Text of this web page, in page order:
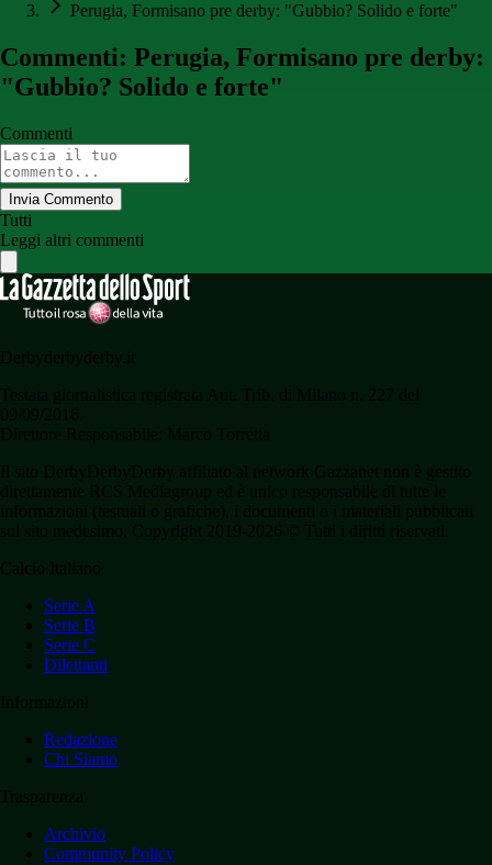
Perugia, Formisano pre derby: "Gubbio? Solido e forte"
Commenti: Perugia, Formisano pre derby:
"Gubbio? Solido e forte"
Commenti
Invia Commento
Tutti
Leggi altri commenti
Serie A
Serie B
Serie C
Dilettanti
Redazione
Chi Siamo
Archivio
Community Policy